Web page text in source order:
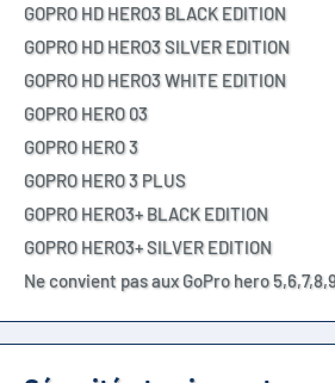
GOPRO HD HERO3 BLACK EDITION
GOPRO HD HERO3 SILVER EDITION
GOPRO HD HERO3 WHITE EDITION
GOPRO HERO 03
GOPRO HERO 3
GOPRO HERO 3 PLUS
GOPRO HERO3+ BLACK EDITION
GOPRO HERO3+ SILVER EDITION
Ne convient pas aux GoPro hero